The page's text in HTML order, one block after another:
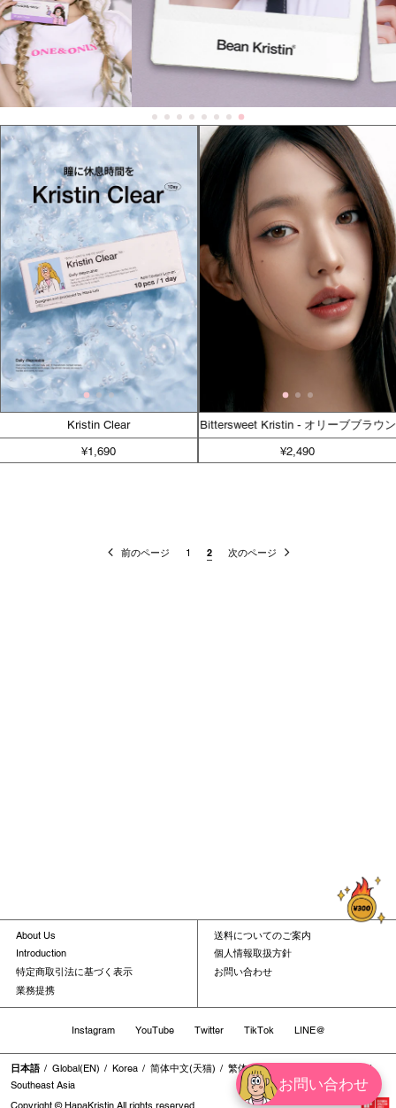
お問い合わせ
Kristin Clear
¥1,690
Bittersweet Kristin - オリーブブラウン
¥2,490
前のページ 1 2 次のページ
About Us
Introduction
特定商取引法に基づく表示
業務提携
送料についてのご案内
個人情報取扱方針
お問い合わせ
Instagram YouTube Twitter TikTok LINE@
日本語 Global(EN) Korea 简体中文(天猫) 繁体中文
Southeast Asia
Copyright © HapaKristin All rights reserved.